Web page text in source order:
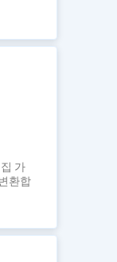
가
환합